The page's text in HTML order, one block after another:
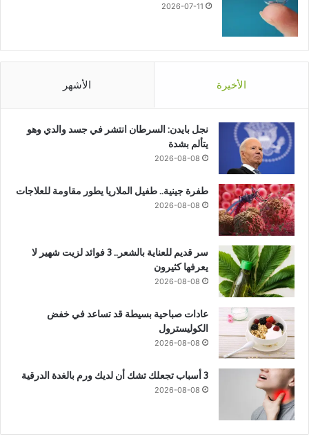
2026-07-11
الأخيرة الأشهر
نجل بايدن: السرطان انتشر في جسد والدي وهو
يتألم بشدة
2026-08-08
طفرة جينية.. طفيل الملاريا يطور مقاومة للعلاجات
2026-08-08
سر قديم للعناية بالشعر.. 3 فوائد لزيت شهير لا
يعرفها كثيرون
2026-08-08
عادات صباحية بسيطة قد تساعد في خفض
الكوليسترول
2026-08-08
3 أسباب تجعلك تشك أن لديك ورم بالغدة الدرقية
2026-08-08